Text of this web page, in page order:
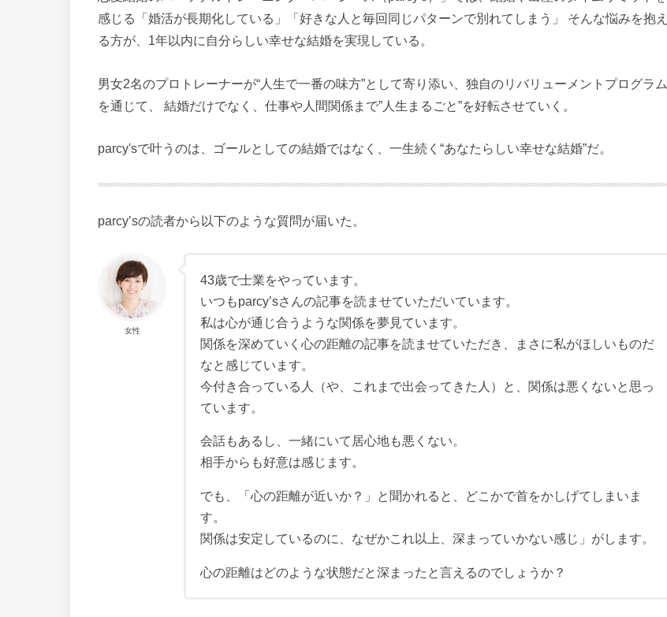
感じる「婚活が長期化している」「好きな人と毎回同じパターンで別れてしまう」 そんな悩みを抱え
る方が、1年以内に自分らしい幸せな結婚を実現している。
男女2名のプロトレーナーが“人生で一番の味方”として寄り添い、独自のリバリューメントプログラム
を通じて、 結婚だけでなく、仕事や人間関係まで”人生まるごと”を好転させていく。
parcy'sで叶うのは、ゴールとしての結婚ではなく、一生続く“あなたらしい幸せな結婚”だ。
parcy’sの読者から以下のような質問が届いた。
女性
43歳で士業をやっています。
いつもparcy’sさんの記事を読ませていただいています。
私は心が通じ合うような関係を夢見ています。
関係を深めていく心の距離の記事を読ませていただき、まさに私がほしいものだ
なと感じています。
今付き合っている人（や、これまで出会ってきた人）と、関係は悪くないと思っ
ています。
会話もあるし、一緒にいて居心地も悪くない。
相手からも好意は感じます。
でも、「心の距離が近いか？」と聞かれると、どこかで首をかしげてしまいま
す。
関係は安定しているのに、なぜかこれ以上、深まっていかない感じ」がします。
心の距離はどのような状態だと深まったと言えるのでしょうか？